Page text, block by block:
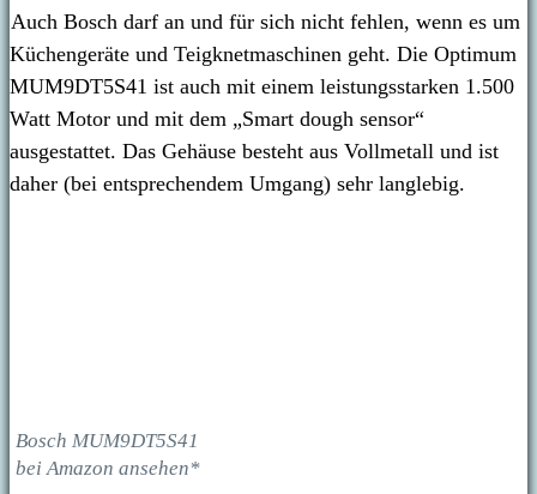
Auch Bosch darf an und für sich nicht fehlen, wenn es um
Küchengeräte und Teigknetmaschinen geht. Die Optimum
MUM9DT5S41 ist auch mit einem leistungsstarken 1.500
Watt Motor und mit dem „Smart dough sensor“
ausgestattet. Das Gehäuse besteht aus Vollmetall und ist
daher (bei entsprechendem Umgang) sehr langlebig.
Bosch MUM9DT5S41
bei Amazon ansehen*